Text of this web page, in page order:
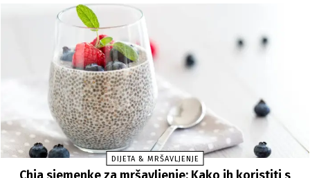
DIJETA & MRŠAVLJENJE